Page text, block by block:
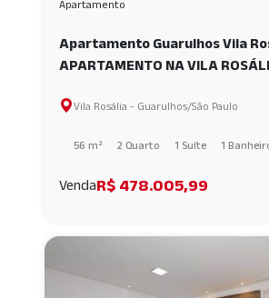
Apartamento
Apartamento Guarulhos Vila
APARTAMENTO NA VILA
Vila Rosália - Guarulhos/São Paulo
56 m² 2 Quarto 1 Suíte 1
VendaR$ 478.005,99